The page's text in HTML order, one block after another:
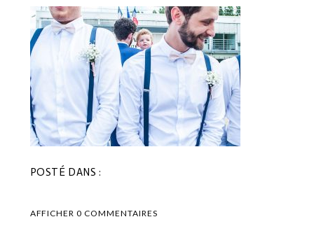
POSTÉ DANS :
AFFICHER0 COMMENTAIRES